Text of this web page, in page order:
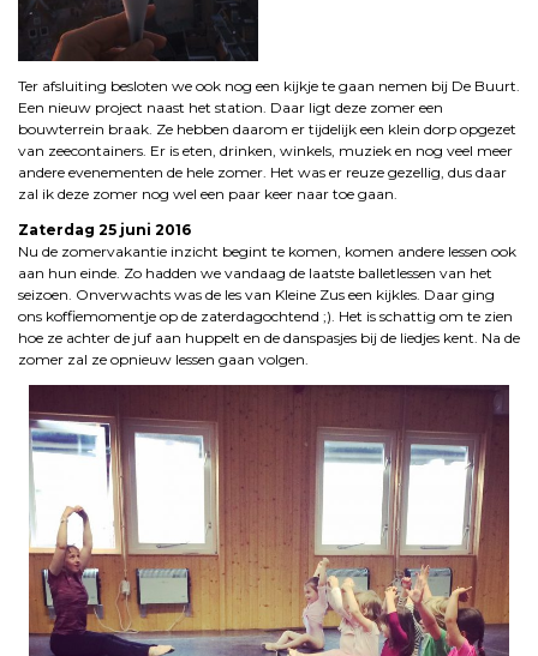
Ter afsluiting besloten we ook nog een kijkje te gaan nemen bij De Buurt.
Een nieuw project naast het station. Daar ligt deze zomer een
bouwterrein braak. Ze hebben daarom er tijdelijk een klein dorp opgezet
van zeecontainers. Er is eten, drinken, winkels, muziek en nog veel meer
andere evenementen de hele zomer. Het was er reuze gezellig, dus daar
zal ik deze zomer nog wel een paar keer naar toe gaan.
Zaterdag 25 juni 2016
Nu de zomervakantie inzicht begint te komen, komen andere lessen ook
aan hun einde. Zo hadden we vandaag de laatste balletlessen van het
seizoen. Onverwachts was de les van Kleine Zus een kijkles. Daar ging
ons koffiemomentje op de zaterdagochtend ;). Het is schattig om te zien
hoe ze achter de juf aan huppelt en de danspasjes bij de liedjes kent. Na de
zomer zal ze opnieuw lessen gaan volgen.